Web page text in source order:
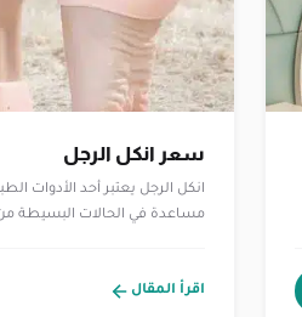
سعر انكل الرجل
انكل الرجل يعتبر أحد الأدوات
مساعدة في الحالات البسيطة
اقرأ المقال